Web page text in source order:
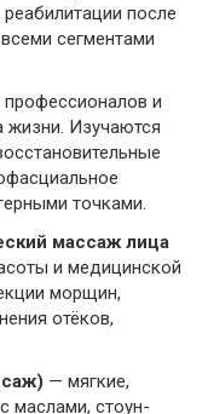
после
сегментами
и
жизни. Изучаются
точками.
массаж лица
и медицинской
морщин,
отёков,
— мягкие,
маслами, стоун-